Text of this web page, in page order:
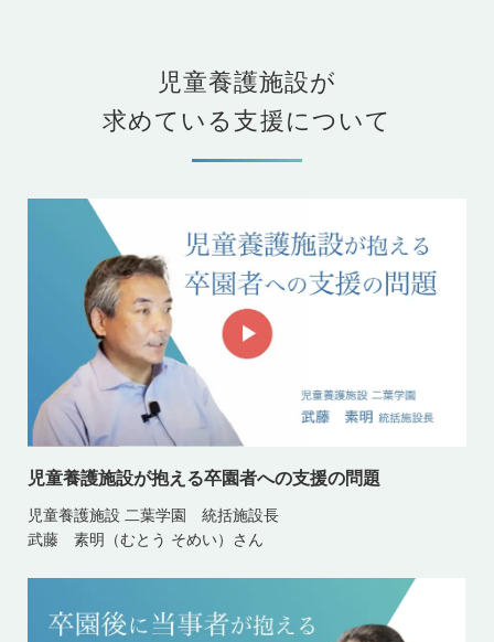
児童養護施設が
求めている支援について
児童養護施設が抱える卒園者への支援の問題
児童養護施設 二葉学園 統括施設長
武藤 素明（むとう そめい）さん